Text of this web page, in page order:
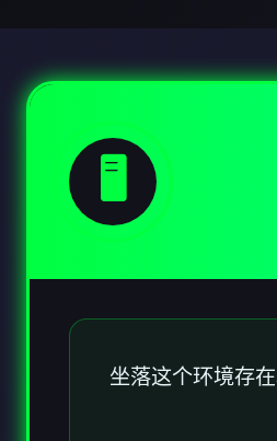
🖥️
坐落这个环境存